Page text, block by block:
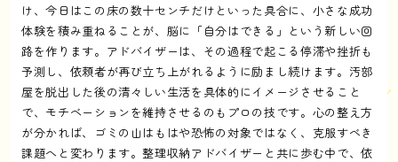
け、今日はこの床の数十センチだけといった具合に、小さな成功
体験を積み重ねることが、脳に「自分はできる」という新しい回
路を作ります。アドバイザーは、その過程で起こる停滞や挫折も
予測し、依頼者が再び立ち上がれるように励まし続けます。汚部
屋を脱出した後の清々しい生活を具体的にイメージさせること
で、モチベーションを維持させるのもプロの技です。心の整え方
が分かれば、ゴミの山はもはや恐怖の対象ではなく、克服すべき
課題へと変わります。整理収納アドバイザーと共に歩む中で、依